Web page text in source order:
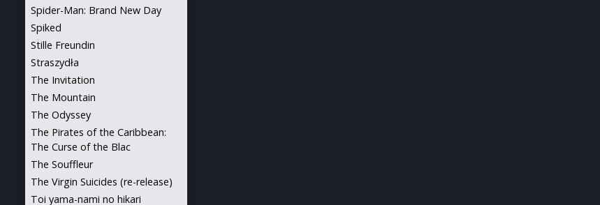
Spider-Man: Brand New Day
Spiked
Stille Freundin
Straszydła
The Invitation
The Mountain
The Odyssey
The Pirates of the Caribbean:
The Curse of the Blac
The Souffleur
The Virgin Suicides (re-release)
Toi yama-nami no hikari